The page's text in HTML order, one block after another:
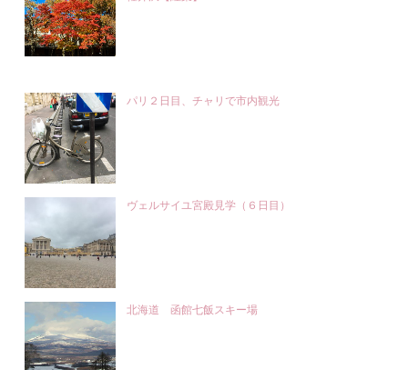
パリ２日目、チャリで市内観光
ヴェルサイユ宮殿見学（６日目）
北海道 函館七飯スキー場